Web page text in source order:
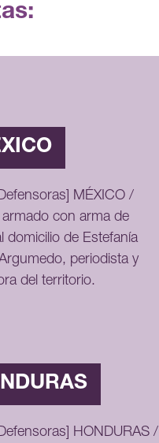
MÉXICO /
con arma de
domicilio de Estefanía
periodista y
del territorio.
HONDURAS /